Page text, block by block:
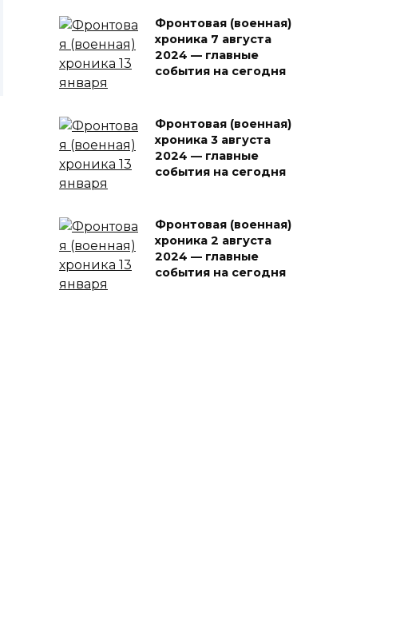
Фронтовая (военная)
хроника 7 августа
2024 — главные
события на сегодня
Фронтовая (военная)
хроника 3 августа
2024 — главные
события на сегодня
Фронтовая (военная)
хроника 2 августа
2024 — главные
события на сегодня